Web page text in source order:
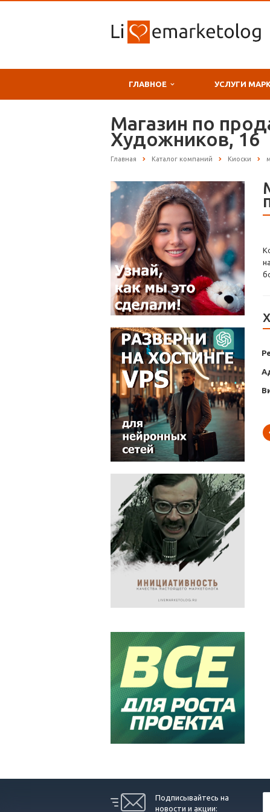
ГЛАВНОЕ УСЛУГИ
Магазин по
Художников, 16
Главная Каталог компаний Киоски
Подписывайтесь на
новости и акции: